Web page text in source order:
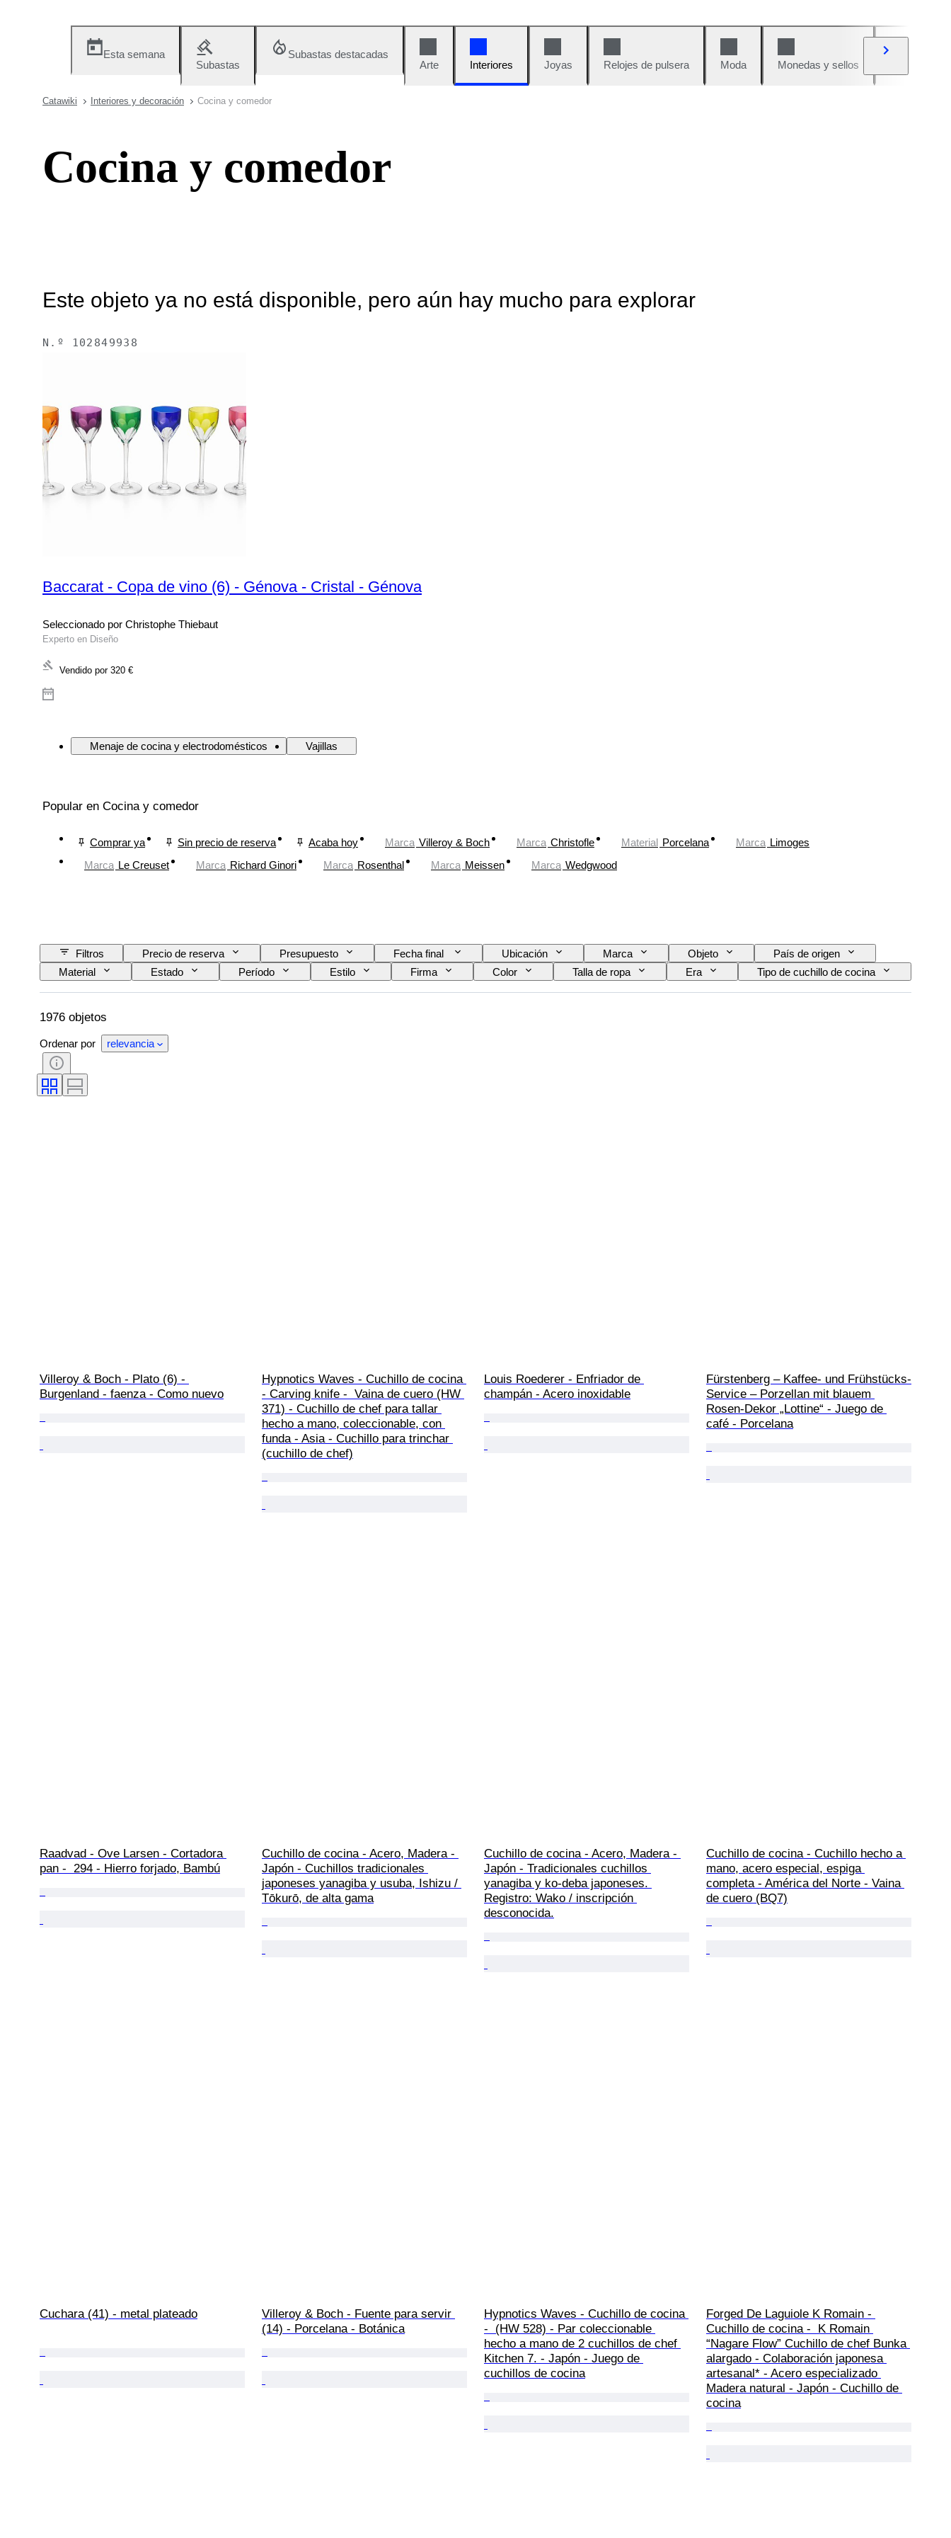
Esta semana
Subastas
Subastas destacadas
Arte
Interiores Joyas Relojes de pulsera Moda Monedas y sellos
Catawiki Interiores y decoración Cocina y comedor
Cocina y comedor
Este objeto ya no está disponible, pero aún hay mucho para explorar
N.º 102849938
Baccarat - Copa de vino (6) - Génova - Cristal - Génova
Seleccionado por Christophe Thiebaut
Experto en Diseño
Vendido por 320 €
Menaje de cocina y electrodomésticos Vajillas
Popular en Cocina y comedor
Comprar ya Sin precio de reserva Acaba hoy Marca Villeroy & Boch Marca Christofle Material Porcelana Marca Limoges
Marca Le Creuset Marca Richard Ginori Marca Rosenthal Marca Meissen Marca Wedgwood
Filtros Precio de reserva Presupuesto Fecha final Ubicación Marca Objeto
País de origen
Material
Estado Período Estilo Firma Color Talla de ropa Era
Tipo de cuchillo de cocina
Decoración
Artista Vendido por Creador Modelo
1976 objetos
Ordenar por relevancia
Villeroy & Boch - Plato (6) -
Burgenland - faenza - Como nuevo
Hypnotics Waves - Cuchillo de cocina
- Carving knife -  Vaina de cuero (HW
371) - Cuchillo de chef para tallar
hecho a mano, coleccionable, con
funda - Asia - Cuchillo para trinchar
(cuchillo de chef)
Louis Roederer - Enfriador de
champán - Acero inoxidable
Fürstenberg – Kaffee- und Frühstücks-
Service – Porzellan mit blauem
Rosen-Dekor „Lottine“ - Juego de
café - Porcelana
Raadvad - Ove Larsen - Cortadora
pan -  294 - Hierro forjado, Bambú
Cuchillo de cocina - Acero, Madera -
Japón - Cuchillos tradicionales
japoneses yanagiba y usuba, Ishizu /
Tōkurō, de alta gama
Cuchillo de cocina - Acero, Madera -
Japón - Tradicionales cuchillos
yanagiba y ko-deba japoneses.
Registro: Wako / inscripción
desconocida.
Cuchillo de cocina - Cuchillo hecho a
mano, acero especial, espiga
completa - América del Norte - Vaina
de cuero (BQ7)
Cuchara (41) - metal plateado
Villeroy & Boch - Fuente para servir
(14) - Porcelana - Botánica
Hypnotics Waves - Cuchillo de cocina
-  (HW 528) - Par coleccionable
hecho a mano de 2 cuchillos de chef
Kitchen 7. - Japón - Juego de
cuchillos de cocina
Forged De Laguiole K Romain -
Cuchillo de cocina -  K Romain
“Nagare Flow” Cuchillo de chef Bunka
alargado - Colaboración japonesa
artesanal* - Acero especializado
Madera natural - Japón - Cuchillo de
cocina